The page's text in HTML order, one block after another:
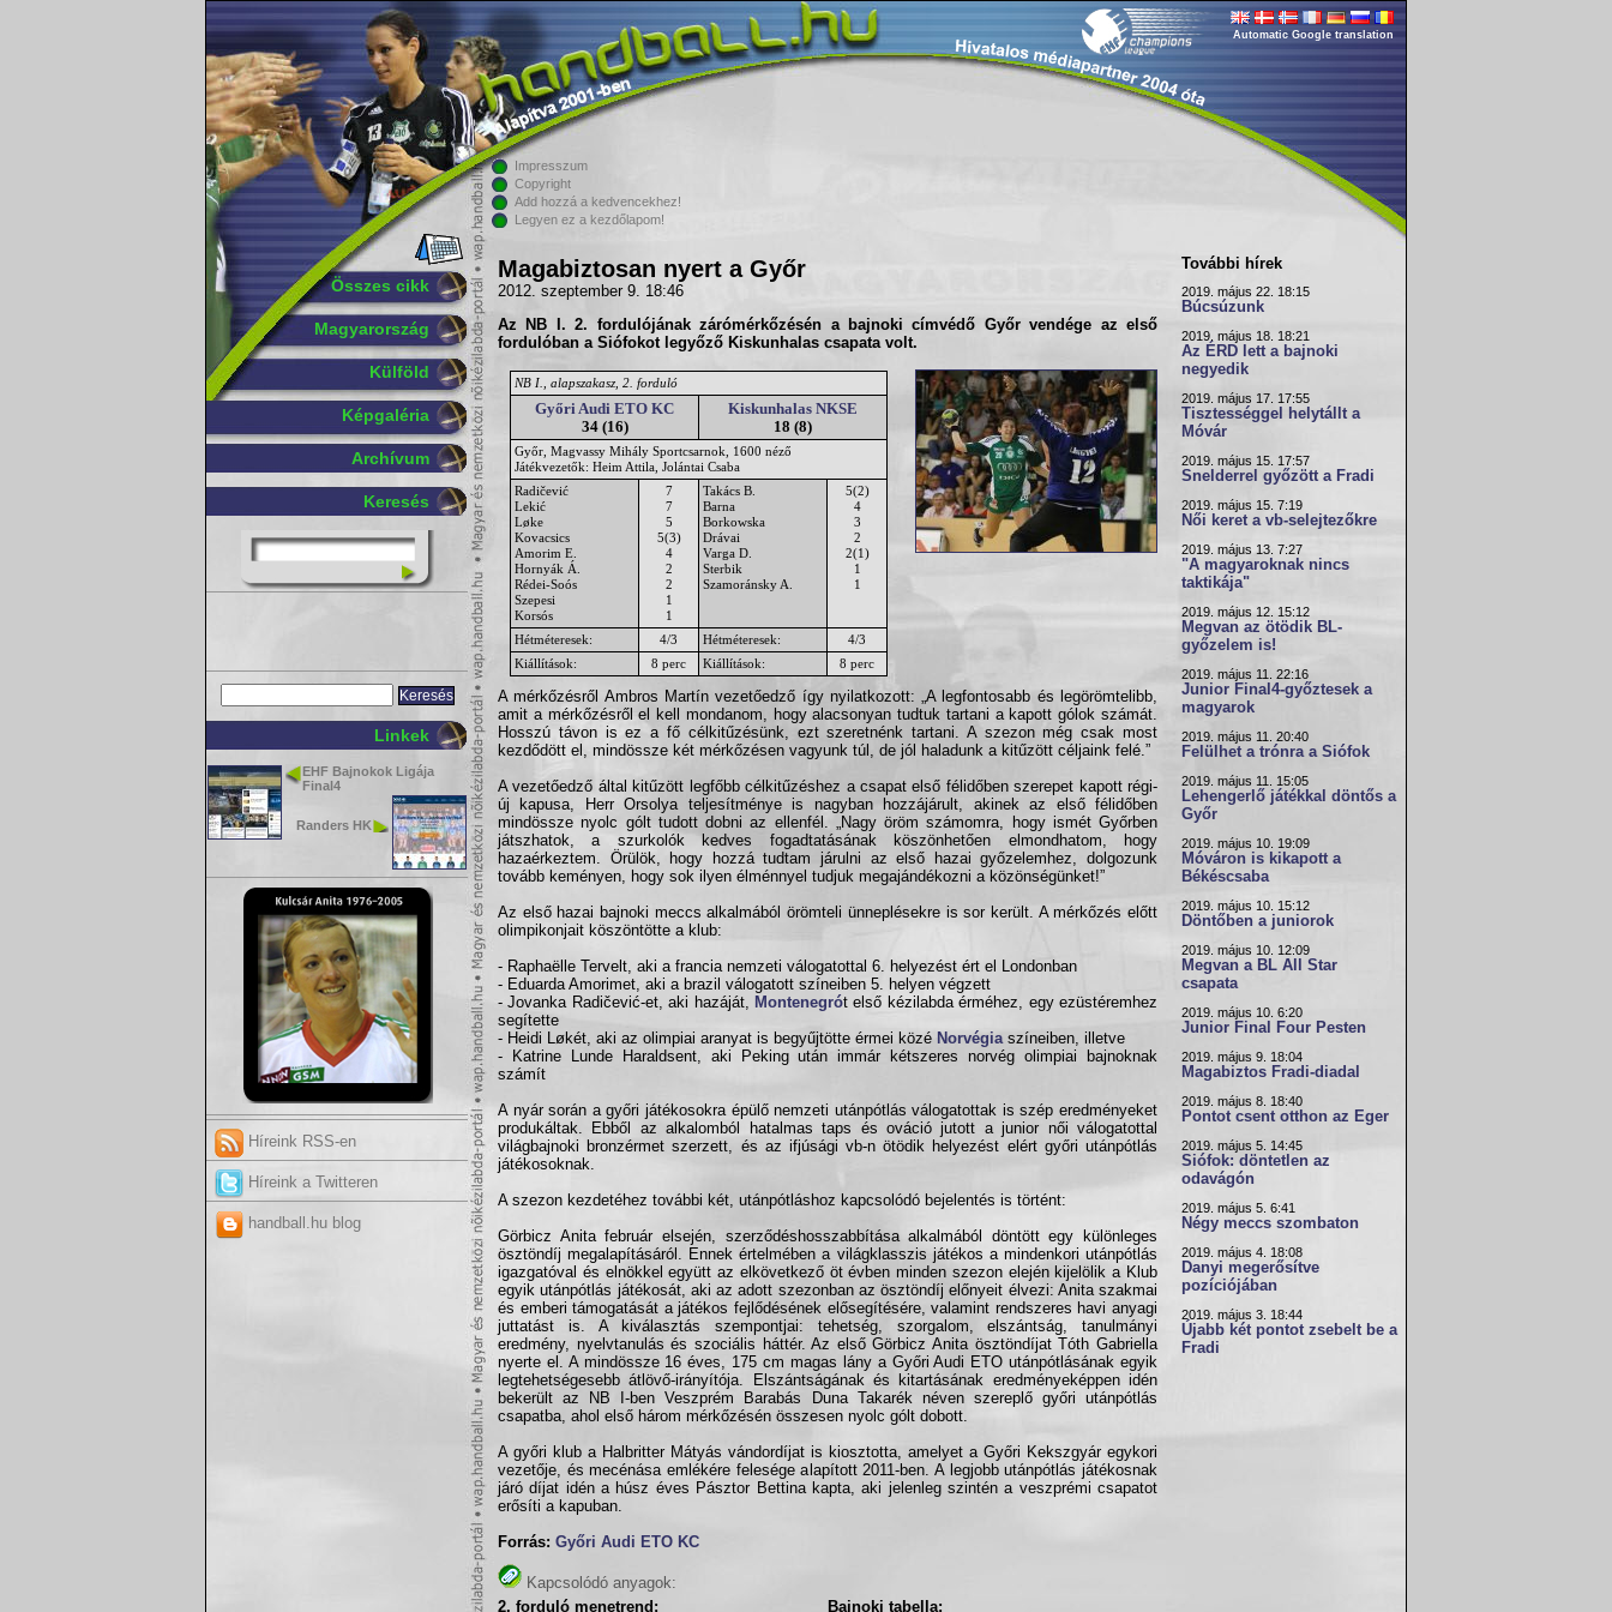
Összes cikk
Magyarország
Külföld
Képgaléria
Archívum
Keresés
Linkek
EHF Bajnokok Ligája
Final4
Randers HK
Híreink RSS-en
Híreink a Twitteren
handball.hu blog
Automatic Google translation
Impresszum
Copyright
Add hozzá a kedvencekhez!
Legyen ez a kezdőlapom!
Magabiztosan nyert a Győr
2012. szeptember 9. 18:46
Az NB I. 2. fordulójának zárómérkőzésén a bajnoki címvédő Győrvendége az első
fordulóban a Siófokot legyőző Kiskunhalas csapata volt.
NB I., alapszakasz, 2. forduló
Győri Audi ETO KC
34 (16)
Kiskunhalas NKSE
18 (8)
Győr, Magvassy Mihály Sportcsarnok, 1600 néző
Játékvezetők: Heim Attila, Jolántai Csaba
Radičević
Lekić
Løke
Kovacsics
Amorim E.
Hornyák Á.
Rédei-Soós
Szepesi
Korsós
7
7
5
5(3)
4
2
2
1
1
Takács B.
Barna
Borkowska
Drávai
Varga D.
Sterbik
Szamoránsky A.
5(2)
4
3
2
2(1)
1
1
Hétméteresek: 4/3 Hétméteresek:
4/3
Kiállítások:
8 perc Kiállítások: 8 perc
A mérkőzésről Ambros Martín vezetőedző így nyilatkozott: „A legfontosabb és legörömtelibb,
amit a mérkőzésről el kell mondanom, hogy alacsonyan tudtuk tartani a kapott gólok számát.
Hosszú távon is ez a fő célkitűzésünk, ezt szeretnénk tartani. A szezon még csak most
kezdődött el, mindössze két mérkőzésen vagyunk túl, de jól haladunk a kitűzött céljaink felé.”
A vezetőedző által kitűzött legfőbb célkitűzéshez a csapat első félidőben szerepet kapott régi-
új kapusa, Herr Orsolya teljesítménye is nagyban hozzájárult, akinek az első félidőben
mindössze nyolc gólt tudott dobni az ellenfél. „Nagy öröm számomra, hogy ismét Győrben
játszhatok, a szurkolók kedves fogadtatásának köszönhetően elmondhatom, hogy
hazaérkeztem. Örülök, hogy hozzá tudtam járulni az első hazai győzelemhez, dolgozunk
tovább keményen, hogy sok ilyen élménnyel tudjuk megajándékozni a közönségünket!”
Az első hazai bajnoki meccs alkalmából örömteli ünneplésekre is sor került. A mérkőzés előtt
olimpikonjait köszöntötte a klub:
- Raphaёlle Tervelt, aki a francia nemzeti válogatottal 6. helyezést ért el Londonban
- Eduarda Amorimet, aki a brazil válogatott színeiben 5. helyen végzett
- Jovanka Radičević-et, aki hazáját,
Montenegrót első kézilabda érméhez, egy ezüstéremhez
segítette
- Heidi Løkét, aki az olimpiai aranyat is begyűjtötte érmei közé Norvégia színeiben, illetve
- Katrine Lunde Haraldsent, aki Peking után immár kétszeres norvég olimpiai bajnoknak
számít
A nyár során a győri játékosokra épülő nemzeti utánpótlás válogatottak is szép eredményeket
produkáltak. Ebből az alkalomból hatalmas taps és ováció jutott a junior női válogatottal
világbajnoki bronzérmet szerzett, és az ifjúsági vb-n ötödik helyezést elért győri utánpótlás
játékosoknak.
A szezon kezdetéhez további két, utánpótláshoz kapcsolódó bejelentés is történt:
Görbicz Anita február elsején, szerződéshosszabbítása alkalmából döntött egy különleges
ösztöndíj megalapításáról. Ennek értelmében a világklasszis játékos a mindenkori utánpótlás
igazgatóval és elnökkel együtt az elkövetkező öt évben minden szezon elején kijelölik a Klub
egyik utánpótlás játékosát, aki az adott szezonban az ösztöndíj előnyeit élvezi: Anita szakmai
és emberi támogatását a játékos fejlődésének elősegítésére, valamint rendszeres havi anyagi
juttatást is. A kiválasztás szempontjai: tehetség, szorgalom, elszántság, tanulmányi
eredmény, nyelvtanulás és szociális háttér. Az első Görbicz Anita ösztöndíjat Tóth Gabriella
nyerte el. A mindössze 16 éves, 175 cm magas lány a Győri Audi ETO utánpótlásának egyik
legtehetségesebb átlövő-irányítója. Elszántságának és kitartásának eredményeképpen idén
bekerült az NB I-ben Veszprém Barabás Duna Takarék néven szereplő győri utánpótlás
csapatba, ahol első három mérkőzésén összesen nyolc gólt dobott.
A győri klub a Halbritter Mátyás vándordíjat is kiosztotta, amelyet a Győri Kekszgyár egykori
vezetője, és mecénása emlékére felesége alapított 2011-ben. A legjobb utánpótlás játékosnak
járó díjat idén a húsz éves Pásztor Bettina kapta, aki jelenleg szintén a veszprémi csapatot
erősíti a kapuban.
Forrás: Győri Audi ETO KC
Kapcsolódó anyagok:
2. forduló menetrend:
Bajnoki tabella:
További hírek
2019. május 22. 18:15
Búcsúzunk
2019. május 18. 18:21
Az ÉRD lett a bajnoki
negyedik
2019. május 17. 17:55
Tisztességgel helytállt a
Móvár
2019. május 15. 17:57
Snelderrel győzött a Fradi
2019. május 15. 7:19
Női keret a vb-selejtezőkre
2019. május 13. 7:27
"A magyaroknak nincs
taktikája"
2019. május 12. 15:12
Megvan az ötödik BL-
győzelem is!
2019. május 11. 22:16
Junior Final4-győztesek a
magyarok
2019. május 11. 20:40
Felülhet a trónra a Siófok
2019. május 11. 15:05
Lehengerlő játékkal döntős a
Győr
2019. május 10. 19:09
Móváron is kikapott a
Békéscsaba
2019. május 10. 15:12
Döntőben a juniorok
2019. május 10. 12:09
Megvan a BL All Star
csapata
2019. május 10. 6:20
Junior Final Four Pesten
2019. május 9. 18:04
Magabiztos Fradi-diadal
2019. május 8. 18:40
Pontot csent otthon az Eger
2019. május 5. 14:45
Siófok: döntetlen az
odavágón
2019. május 5. 6:41
Négy meccs szombaton
2019. május 4. 18:08
Danyi megerősítve
pozíciójában
2019. május 3. 18:44
Újabb két pontot zsebelt be a
Fradi